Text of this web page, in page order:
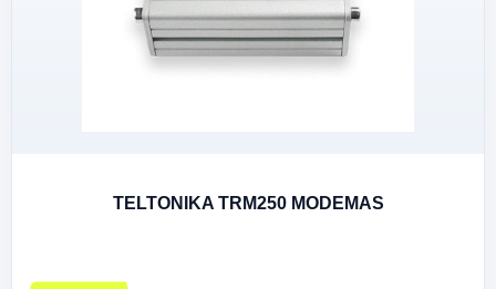
TELTONIKA TRM250 MODEMAS